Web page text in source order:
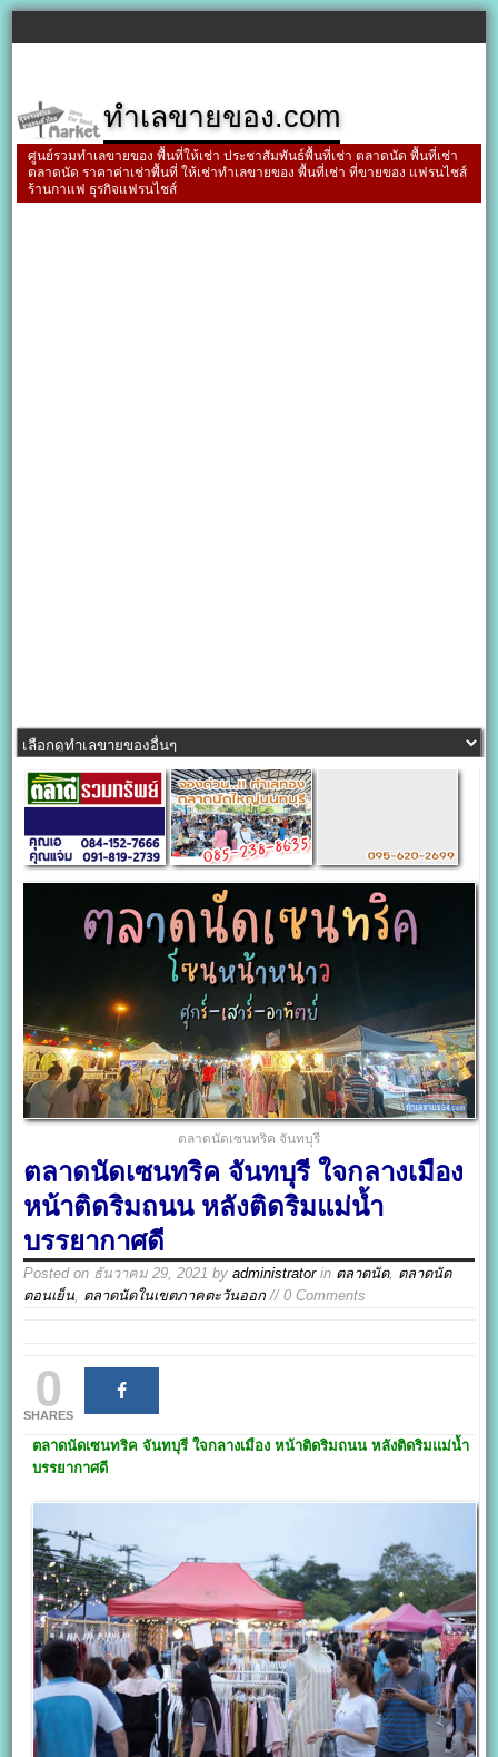
ทำเลขายของ.com
ศูนย์รวมทำเลขายของ พื้นที่ให้เช่า ประชาสัมพันธ์พื้นที่เช่า ตลาดนัด พื้นที่เช่า
ตลาดนัด ราคาค่าเช่าพื้นที่ ให้เช่าทำเลขายของ พื้นที่เช่า ที่ขายของ แฟรนไชส์
ร้านกาแฟ ธุรกิจแฟรนไชส์
ตลาดนัดเซนทริค จันทบุรี
ตลาดนัดเซนทริค จันทบุรี ใจกลางเมือง
หน้าติดริมถนน หลังติดริมแม่น้ำ
บรรยากาศดี
Posted on ธันวาคม 29, 2021 byadministratorin ตลาดนัด, ตลาดนัด
ตอนเย็น, ตลาดนัดในเขตภาคตะวันออก // 0 Comments
0
SHARES
ตลาดนัดเซนทริค จันทบุรี ใจกลางเมือง หน้าติดริมถนน หลังติดริมแม่น้ำ
บรรยากาศดี